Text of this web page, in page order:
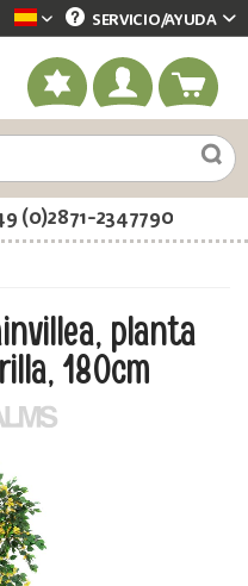
Dekotopia spanisch
SERVICIO/AYUDA
(0)2871-2347790
planta
180cm